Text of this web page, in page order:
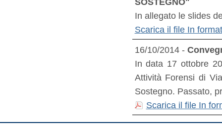
In allegato le slides
Scarica il file In
16/10/2014 -
In data 17 ottobre
Attività Forensi di
Sostegno. Passato,
Scarica il file In